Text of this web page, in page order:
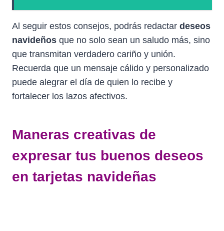
Al seguir estos consejos, podrás redactar deseos
navideños que no solo sean un saludo más, sino
que transmitan verdadero cariño y unión.
Recuerda que un mensaje cálido y personalizado
puede alegrar el día de quien lo recibe y
fortalecer los lazos afectivos.
Maneras creativas de
expresar tus buenos deseos
en tarjetas navideñas